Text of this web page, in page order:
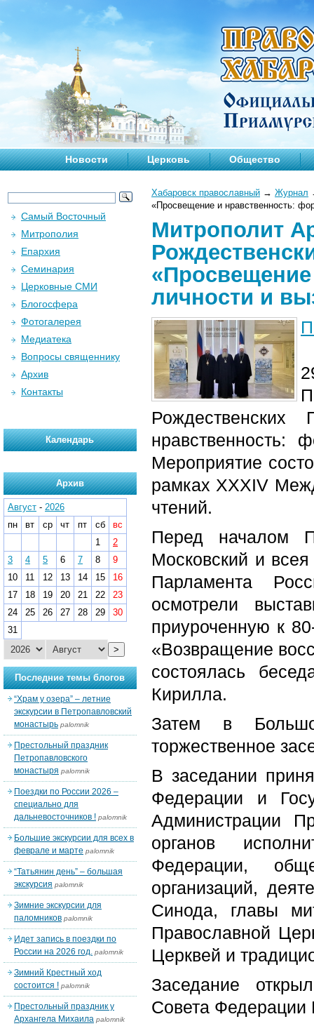
Новости Церковь Общество
Хабаровск православный → Журнал
«Просвещение и нравственность:
Митрополит
личности и
Рождественских
нравственность:
Мероприятие
рамках XXXIV
чтений.
Перед началом
Московский и
Парламента
осмотрели
приуроченную к
«Возвращение
состоялась
Кирилла.
Затем в
торжественное
В заседании
Федерации и
Администрации
органов
Федерации,
организаций,
Синода, главы
Православной
Церквей и
Заседание
Совета
Самый Восточный
Митрополия
Епархия
Семинария
Церковные СМИ
Блогосфера
Фотогалерея
Медиатека
Вопросы священнику
Архив
Контакты
Календарь
Архив
Август - 2026
пн
вт ср чт пт сб
вс
1
2
3
4 5 6 7 8
9
10
11 12 13 14 15
16
17
18 19 20 21 22
23
24
25 26 27 28 29
30
31
>
Последние темы блогов
“Храм у озера” – летние
экскурсии в Петропавловский
монастырь palomnik
Престольный праздник
Петропавловского
монастыря palomnik
Поездки по России 2026 –
специально для
дальневосточников ! palomnik
Большие экскурсии для всех в
феврале и марте palomnik
“Татьянин день” – большая
экскурсия palomnik
Зимние экскурсии для
паломников palomnik
Идет запись в поездки по
России на 2026 год. palomnik
Зимний Крестный ход
состоится ! palomnik
Престольный праздник у
Архангела Михаила palomnik